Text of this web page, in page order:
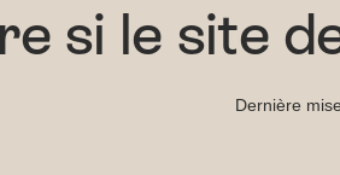
si le site
Dernière